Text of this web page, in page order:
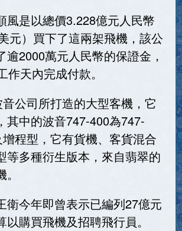
風是以總價3.228億元人民幣
元）買下了這兩架飛機，該公
逾2000萬元人民幣的保證金，
作天內完成付款。
公司所打造的大型客機，它
其中的波音747-400為747-
程型，它有貨機、客貨混合
等多種衍生版本，來自翡翠的
衛今年即曾表示已編列27億元
以購買飛機及招聘飛行員。